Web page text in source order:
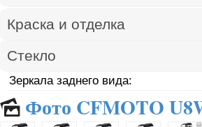
Краска и отделка
Стекло
Зеркала заднего вида:
🌄 Фото CFMOTO